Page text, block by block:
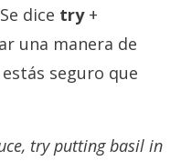
dice try+
una manera de
estás seguro que
try putting basil in